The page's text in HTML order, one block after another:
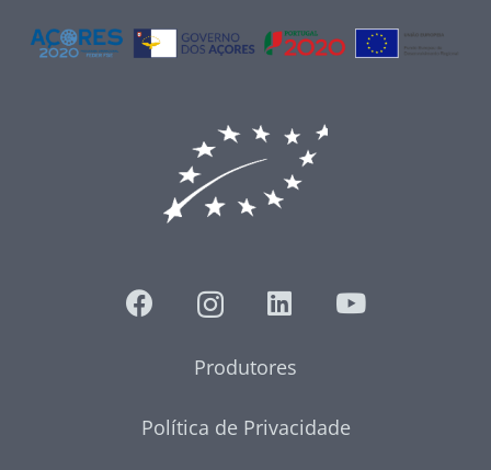
Produtores
Política de Privacidade